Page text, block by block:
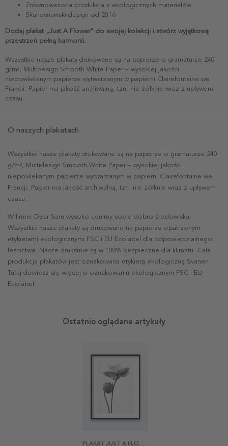
Zrównoważona produkcja z ekologicznych materiałów
Skandynawski design od 2016
Dodaj plakat „Just A Flower” do swojej kolekcji i stwórz wyjątkową
przestrzeń pełną harmonii.
Wszystkie nasze plakaty drukowane są na papierze o gramaturze 240
g/m², Multidesign Smooth White Paper – wysokiej jakości
niepowlekanym papierze wytwarzanym w papierni Clairefontaine we
Francji. Papier ma jakość archiwalną, tzn. nie żółknie wraz z upływem
czasu.
O naszych plakatach
Wszystkie nasze plakaty drukowane są na papierze o gramaturze 240
g/m², Multidesign Smooth White Paper – wysokiej jakości
niepowlekanym papierze wytwarzanym w papierni Clairefontaine we
Francji. Papier ma jakość archiwalną, tzn. nie żółknie wraz z upływem
czasu.
W firmie Dear Sam wysoko cenimy sobie dobro środowiska.
Wszystkie nasze plakaty są drukowane na papierze opatrzonym
etykietami ekologicznymi FSC i EU Ecolabel dla odpowiedzialnego
leśnictwa. Nasze drukarnie są w 100% bezpieczne dla klimatu. Cała
produkcja plakatów jest oznakowana etykietą ekologiczną Svanen.
Tutaj dowiesz się więcej o oznakowaniu ekologicznym FSC i EU
Ecolabel.
Ostatnio oglądane artykuły
PLAKAT JUST A FLOWER